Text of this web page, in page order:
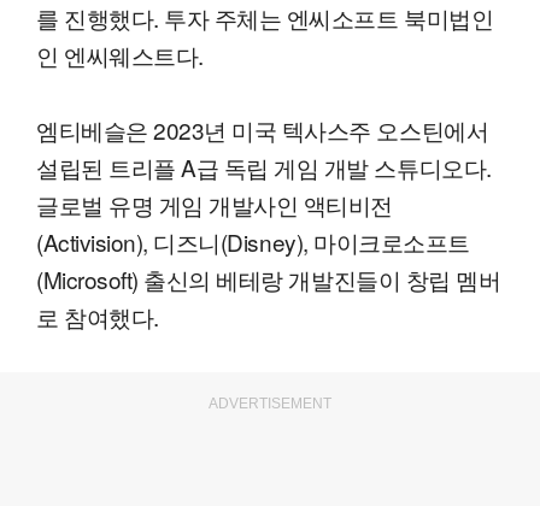
를 진행했다. 투자 주체는 엔씨소프트 북미법인
인 엔씨웨스트다.
엠티베슬은 2023년 미국 텍사스주 오스틴에서
설립된 트리플 A급 독립 게임 개발 스튜디오다.
글로벌 유명 게임 개발사인 액티비전
(Activision), 디즈니(Disney), 마이크로소프트
(Microsoft) 출신의 베테랑 개발진들이 창립 멤버
로 참여했다.
ADVERTISEMENT